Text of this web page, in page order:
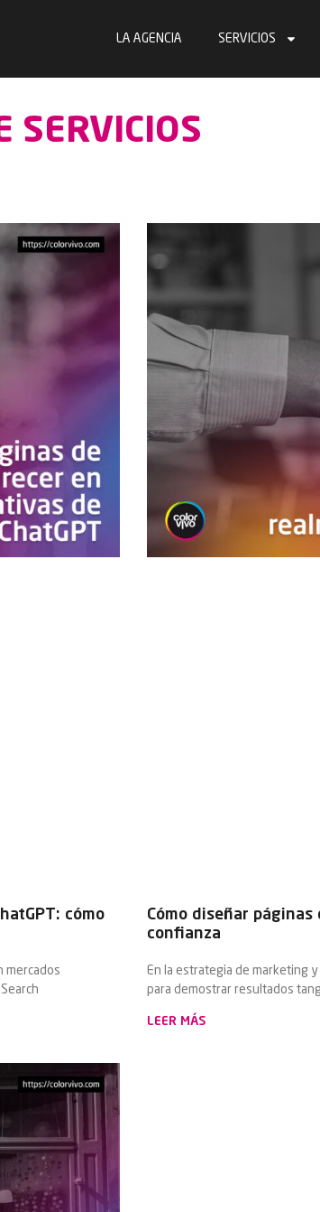
LA AGENCIA SERVICIOS
SERVICIOS
cómo
mercados
Cómo diseñar
confianza
En la estrategia de marketing
para demostrar resultados
LEER MÁS